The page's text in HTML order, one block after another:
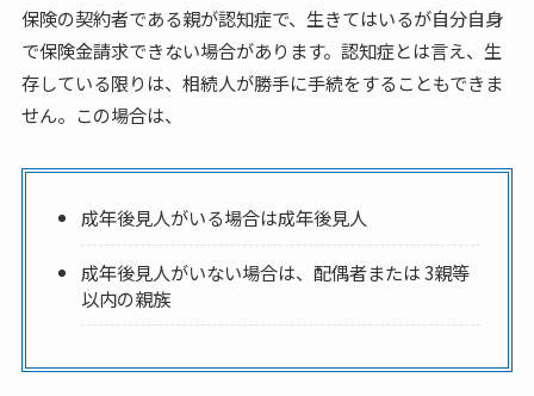
保険の契約者である親が認知症で、生きてはいるが自分自身
で保険金請求できない場合があります。認知症とは言え、生
存している限りは、相続人が勝手に手続をすることもできま
せん。この場合は、
成年後見人がいる場合は成年後見人
成年後見人がいない場合は、配偶者または 3親等
以内の親族